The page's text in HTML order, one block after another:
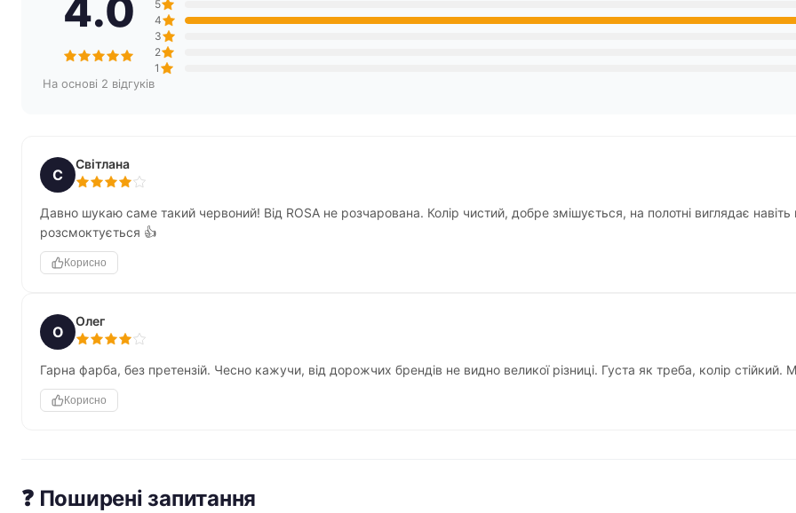
4.0
На основі 2 відгуків
5
4
3
2
1
С
Світлана
Давно шукаю саме такий червоний! Від ROSA не розчарована. Колір чистий, добре змішується, на полотні виглядає
розсмоктується 👍
Корисно
О
Олег
Гарна фарба, без претензій. Чесно кажучи, від дорожчих брендів не видно великої різниці. Густа як треба, колір стійкий.
Корисно
❓ Поширені запитання